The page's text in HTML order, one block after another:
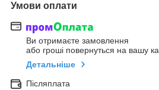
Умови оплати
Ви отримаєте замовлення
або гроші повернуться на вашу
Детальніше
Післяплата